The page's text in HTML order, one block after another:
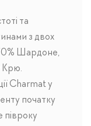
та
з двох
Шардоне,
Крю.
Charmat у
початку